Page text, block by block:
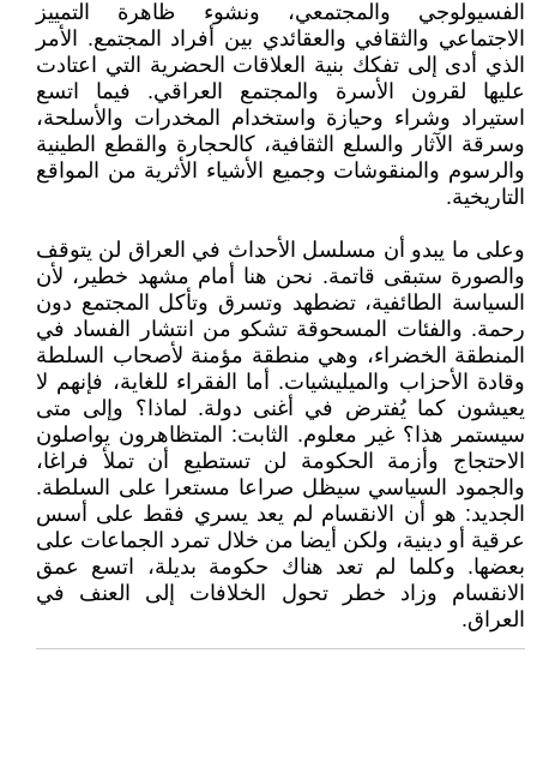
الفسيولوجي والمجتمعي، ونشوء ظاهرة التمييز
الاجتماعي والثقافي والعقائدي بين أفراد المجتمع. الأمر
الذي أدى إلى تفكك بنية العلاقات الحضرية التي اعتادت
عليها لقرون الأسرة والمجتمع العراقي. فيما اتسع
استيراد وشراء وحيازة واستخدام المخدرات والأسلحة،
وسرقة الآثار والسلع الثقافية، كالحجارة والقطع الطينية
والرسوم والمنقوشات وجميع الأشياء الأثرية من المواقع
التاريخية.
وعلى ما يبدو أن مسلسل الأحداث في العراق لن يتوقف
والصورة ستبقى قاتمة. نحن هنا أمام مشهد خطير، لأن
السياسة الطائفية، تضطهد وتسرق وتأكل المجتمع دون
رحمة. والفئات المسحوقة تشكو من انتشار الفساد في
المنطقة الخضراء، وهي منطقة مؤمنة لأصحاب السلطة
وقادة الأحزاب والميليشيات. أما الفقراء للغاية، فإنهم لا
يعيشون كما يُفترض في أغنى دولة. لماذا؟ وإلى متى
سيستمر هذا؟ غير معلوم. الثابت: المتظاهرون يواصلون
الاحتجاج وأزمة الحكومة لن تستطيع أن تملأ فراغا،
والجمود السياسي سيظل صراعا مستعرا على السلطة.
الجديد: هو أن الانقسام لم يعد يسري فقط على أسس
عرقية أو دينية، ولكن أيضا من خلال تمرد الجماعات على
بعضها. وكلما لم تعد هناك حكومة بديلة، اتسع عمق
الانقسام وزاد خطر تحول الخلافات إلى العنف في
العراق.